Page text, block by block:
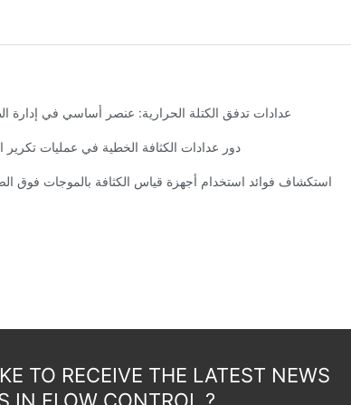
عدادات تدفق الكتلة الحرارية: عنصر أساسي في إدارة
دور عدادات الكثافة الخطية في عمليات تكرير
استكشاف فوائد استخدام أجهزة قياس الكثافة بالموجات فوق
TO RECEIVE THE LATEST NEWS
IN FLOW CONTROL ?